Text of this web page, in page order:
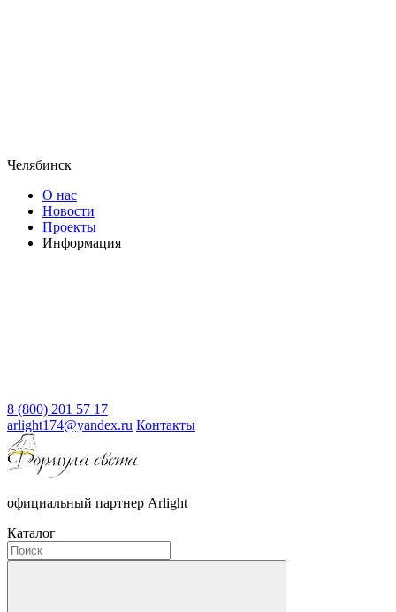
Челябинск
О нас
Новости
Проекты
Информация
8 (800) 201 57 17
arlight174@yandex.ru Контакты
официальный партнер Arlight
Каталог